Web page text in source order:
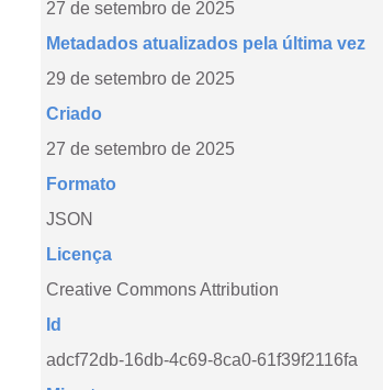
27 de setembro de 2025
Metadados atualizados pela última vez
29 de setembro de 2025
Criado
27 de setembro de 2025
Formato
JSON
Licença
Creative Commons Attribution
Id
adcf72db-16db-4c69-8ca0-61f39f2116fa